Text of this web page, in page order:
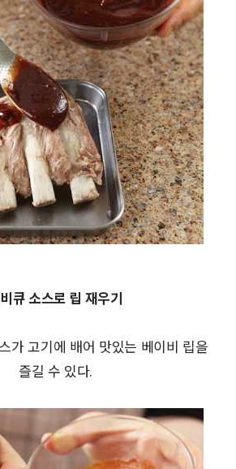
큐 소스로 립 재우기
가 고기에 배어 맛있는 베이비 립을
즐길 수 있다.